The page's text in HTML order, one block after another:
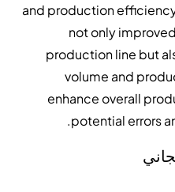
and production
not only
production line but
volume and
enhance overall
potential errors